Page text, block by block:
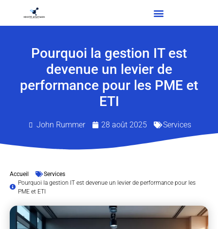
Pourquoi la gestion IT est
devenue un levier de
performance pour les PME et
ETI
John Rummer 28 août 2025 Services
Accueil
Services
Pourquoi la gestion IT est devenue un levier de performance pour les
PME et ETI